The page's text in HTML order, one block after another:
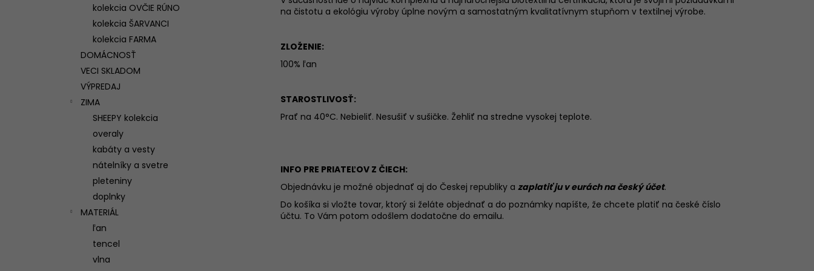
kolekcia OVČIE RÚNO
kolekcia ŠARVANCI
kolekcia FARMA
DOMÁCNOSŤ
VECI SKLADOM
VÝPREDAJ
ZIMA
SHEEPY kolekcia
overaly
kabáty a vesty
nátelníky a svetre
pleteniny
doplnky
MATERIÁL
ľan
tencel
vlna
na čistotu a ekológiu výroby úplne novým a samostatným kvalitatívnym stupňom v textilnej výrobe.
ZLOŽENIE:
100% ľan
STAROSTLIVOSŤ:
Prať na 40°C. Nebieliť. Nesušiť v sušičke. Žehliť na stredne vysokej teplote.
INFO PRE PRIATEĽOV Z ČIECH:
Objednávku je možné objednať aj do Českej republiky a zaplatiť ju v eurách na český účet.
Do košíka si vložte tovar, ktorý si želáte objednať a do poznámky napíšte, že chcete platiť na české číslo
účtu. To Vám potom odošlem dodatočne do emailu.